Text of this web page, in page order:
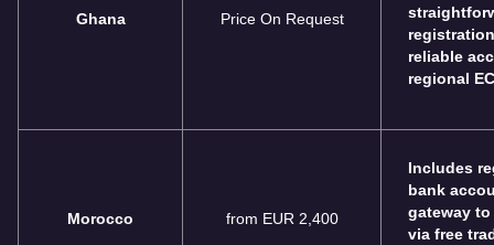
Ghana Price On Request
reliable
regional
Morocco from EUR 2,400
Includes
bank
gateway to
via free